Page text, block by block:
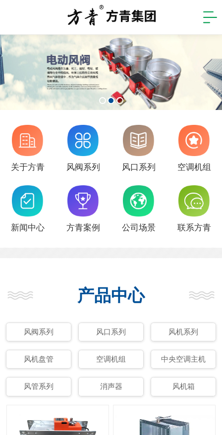
关于方青 风阀系列 风口系列 空调机组
新闻中心 方青案例 公司场景 联系方青
产品中心
风阀系列 风口系列 风机系列
风机盘管 空调机组 中央空调主机
风管系列 消声器 风机箱